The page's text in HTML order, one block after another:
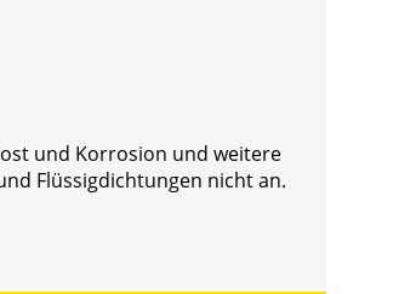
und Korrosion und weitere
Flüssigdichtungen nicht an.